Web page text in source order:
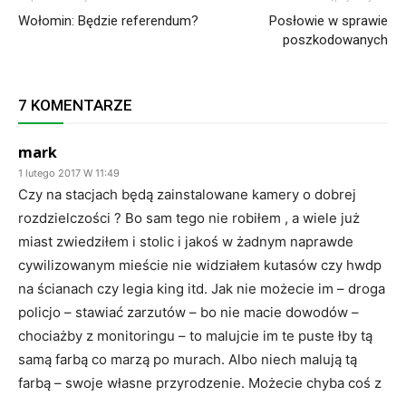
Wołomin: Będzie referendum?
Posłowie w sprawie
poszkodowanych
7 KOMENTARZE
mark
1 lutego 2017 W 11:49
Czy na stacjach będą zainstalowane kamery o dobrej
rozdzielczości ? Bo sam tego nie robiłem , a wiele już
miast zwiedziłem i stolic i jakoś w żadnym naprawde
cywilizowanym mieście nie widziałem kutasów czy hwdp
na ścianach czy legia king itd. Jak nie możecie im – droga
policjo – stawiać zarzutów – bo nie macie dowodów –
chociażby z monitoringu – to malujcie im te puste łby tą
samą farbą co marzą po murach. Albo niech malują tą
farbą – swoje własne przyrodzenie. Możecie chyba coś z